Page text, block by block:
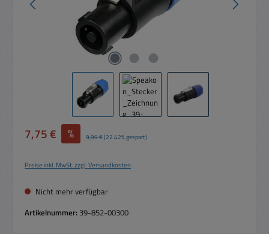
Verkaufspreis:
7,75 € % Regulärer Preis:
9,99 €(22.42% gespart)
Preise inkl. MwSt. zzgl. Versandkosten
Nicht mehr verfügbar
Artikelnummer: 39-852-00300